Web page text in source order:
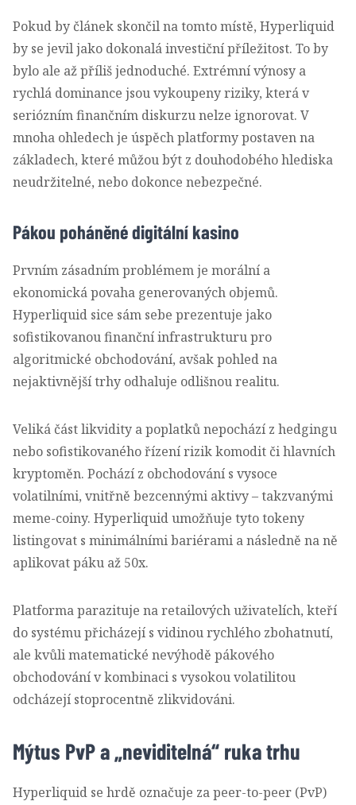
Pokud by článek skončil na tomto místě, Hyperliquid
by se jevil jako dokonalá investiční příležitost. To by
bylo ale až příliš jednoduché. Extrémní výnosy a
rychlá dominance jsou vykoupeny riziky, která v
seriózním finančním diskurzu nelze ignorovat. V
mnoha ohledech je úspěch platformy postaven na
základech, které můžou být z douhodobého hlediska
neudržitelné, nebo dokonce nebezpečné.
Pákou poháněné digitální kasino
Prvním zásadním problémem je morální a
ekonomická povaha generovaných objemů.
Hyperliquid sice sám sebe prezentuje jako
sofistikovanou finanční infrastrukturu pro
algoritmické obchodování, avšak pohled na
nejaktivnější trhy odhaluje odlišnou realitu.
Veliká část likvidity a poplatků nepochází z hedgingu
nebo sofistikovaného řízení rizik komodit či hlavních
kryptoměn. Pochází z obchodování s vysoce
volatilními, vnitřně bezcennými aktivy – takzvanými
meme-coiny. Hyperliquid umožňuje tyto tokeny
listingovat s minimálními bariérami a následně na ně
aplikovat páku až 50x.
Platforma parazituje na retailových uživatelích, kteří
do systému přicházejí s vidinou rychlého zbohatnutí,
ale kvůli matematické nevýhodě pákového
obchodování v kombinaci s vysokou volatilitou
odcházejí stoprocentně zlikvidováni.
Mýtus PvP a „neviditelná“ ruka trhu
Hyperliquid se hrdě označuje za peer-to-peer (PvP)